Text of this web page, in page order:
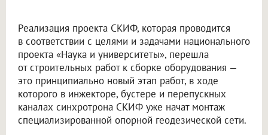
Реализация проекта СКИФ, которая проводится
в соответствии с целями и задачами национального
проекта «Наука и университеты», перешла
от строительных работ к сборке оборудования —
это принципиально новый этап работ, в ходе
которого в инжекторе, бустере и перепускных
каналах синхротрона СКИФ уже начат монтаж
специализированной опорной геодезической сети.